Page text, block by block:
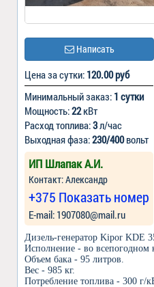
Написать
Цена за сутки: 120.00 руб
Минимальный заказ: 1 сутки
Мощность:22кВт
Расход топлива:3л/час
Выходная фаза:230/400вольт
ИП Шлапак А.И.
Контакт: Александр
+375 Показать номер
Е-mail: 1907080@mail.ru
Дизель-генератор Kipor KDE
Исполнение - во всепогодном
Объем бака - 95 литров.
Вес - 985 кг.
Потребление топлива - 300 г/